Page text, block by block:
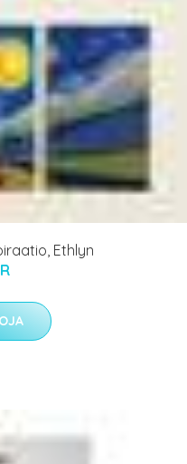
Ethlyn